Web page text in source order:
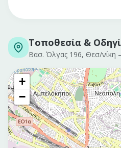
Τοποθεσία &
Βασ. Όλγας 196, Θεσ/νίκη
+
−